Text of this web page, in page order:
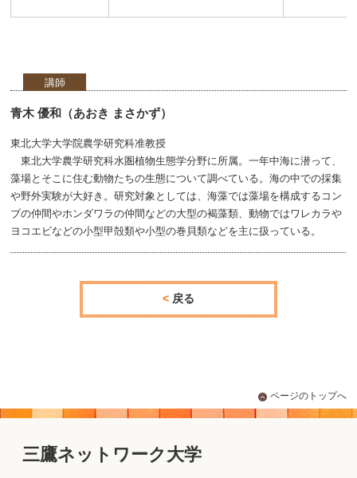
講師
青木 優和（あおき まさかず）
東北大学大学院農学研究科准教授
東北大学農学研究科水圏植物生態学分野に所属。一年中海に潜って、
藻場とそこに住む動物たちの生態について調べている。海の中での採集
や野外実験が大好き。研究対象としては、海藻では藻場を構成するコン
ブの仲間やホンダワラの仲間などの大型の褐藻類、動物ではワレカラや
ヨコエビなどの小型甲殻類や小型の巻貝類などを主に扱っている。
戻る
ページのトップへ
三鷹ネットワーク大学